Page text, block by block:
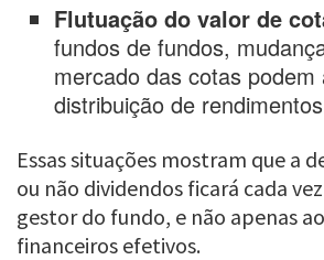
Flutuação do valor de
fundos de fundos,
mercado das cotas podem
distribuição de
Essas situações mostram que a
ou não dividendos ficará cada
gestor do fundo, e não apenas
financeiros efetivos.